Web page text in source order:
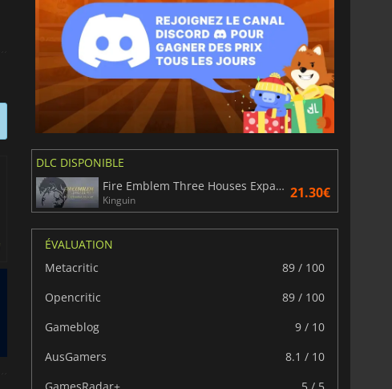
DLC DISPONIBLE
Fire Emblem Three Houses Expansion Pass
Kinguin 21.30€
ÉVALUATION
Metacritic
89 / 100
Opencritic
89 / 100
Gameblog
9 / 10
AusGamers
8.1 / 10